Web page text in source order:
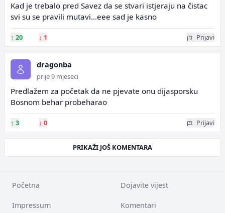
Kad je trebalo pred Savez da se stvari istjeraju na čistac
svi su se pravili mutavi...eee sad je kasno
↑ 20 ↓ 1 Prijavi
dragonba
prije 9 mjeseci
Predlažem za početak da ne pjevate onu dijasporsku
Bosnom behar probeharao
↑ 3 ↓ 0 Prijavi
PRIKAŽI JOŠ KOMENTARA
Početna Dojavite vijest
Impressum Komentari